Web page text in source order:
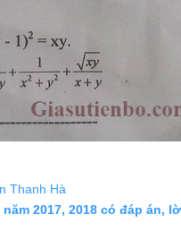
Thanh Hà
2017, 2018 có đáp án,